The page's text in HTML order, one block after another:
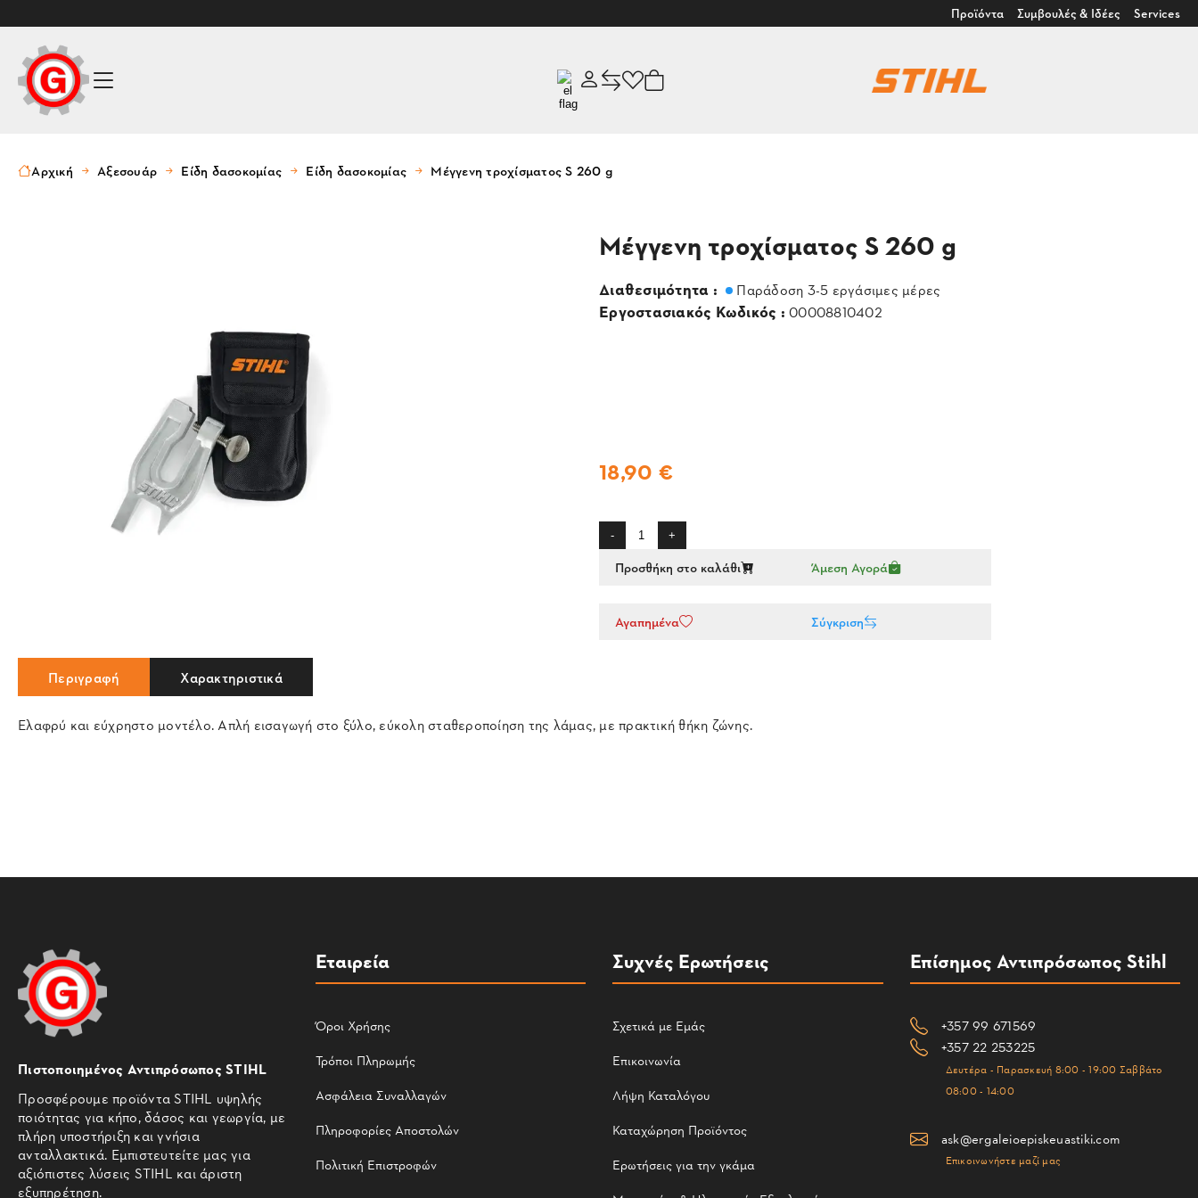
Προϊόντα Συμβουλές & Ιδέες Services
Αρχική Αξεσουάρ Είδη δασοκομίας Είδη δασοκομίας Μέγγενη τροχίσματος S 260 g
Μέγγενη τροχίσματος S 260 g
Διαθεσιμότητα : Παράδοση 3-5 εργάσιμες μέρες
Εργοστασιακός Κωδικός : 00008810402
18,90 €
- +
Προσθήκη στο καλάθι Άμεση Αγορά
Αγαπημένα Σύγκριση
Περιγραφή Χαρακτηριστικά
Ελαφρύ και εύχρηστο μοντέλο. Απλή εισαγωγή στο ξύλο, εύκολη σταθεροποίηση της λάμας, με πρακτική θήκη ζώνης.
Πιστοποιημένος Αντιπρόσωπος STIHL
Προσφέρουμε προϊόντα STIHL υψηλής
ποιότητας για κήπο, δάσος και γεωργία, με
πλήρη υποστήριξη και γνήσια
ανταλλακτικά. Εμπιστευτείτε μας για
αξιόπιστες λύσεις STIHL και άριστη
εξυπηρέτηση.
Εταιρεία
Όροι Χρήσης
Τρόποι Πληρωμής
Ασφάλεια Συναλλαγών
Πληροφορίες Αποστολών
Πολιτική Επιστροφών
Συχνές Ερωτήσεις
Σχετικά με Εμάς
Επικοινωνία
Λήψη Καταλόγου
Καταχώρηση Προϊόντος
Ερωτήσεις για την γκάμα
Επίσημος Αντιπρόσωπος Stihl
+357 99 671569
+357 22 253225
Δευτέρα - Παρασκευή 8:00 - 19:00 Σαββάτο
08:00 - 14:00
ask@ergaleioepiskeuastiki.com
Επικοινωνήστε μαζί μας